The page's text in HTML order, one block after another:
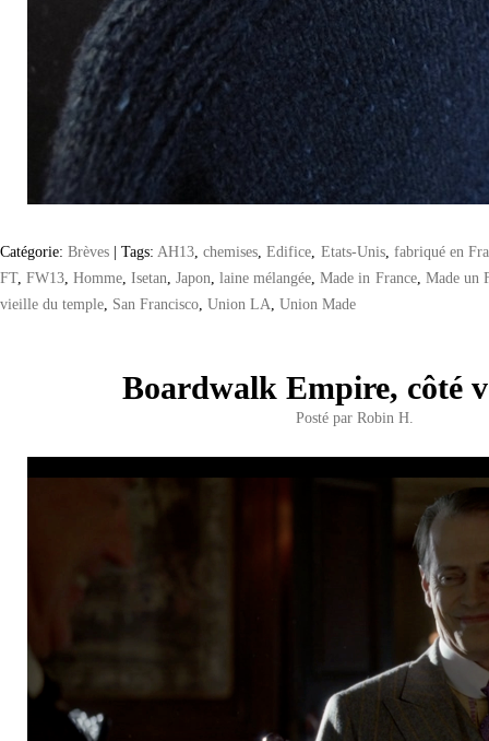
Catégorie:Brèves |Tags: AH13 ,chemises ,Edifice Etats-Unis, fabriqué en
FT,FW13 ,Homme ,Isetan ,Japon ,laine mélangée ,Made in France, Made un
vieille du temple San Francisco Union LA Union Made
Boardwalk Empire, côté
Posté par Robin H.